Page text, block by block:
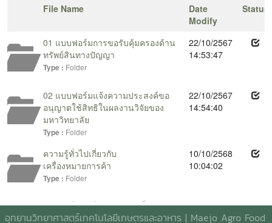
อุทยานวิทยาศาสตร์เทคโนโลยีเกษตรและอาหาร | Maejo Agro Food
Park (MAP)